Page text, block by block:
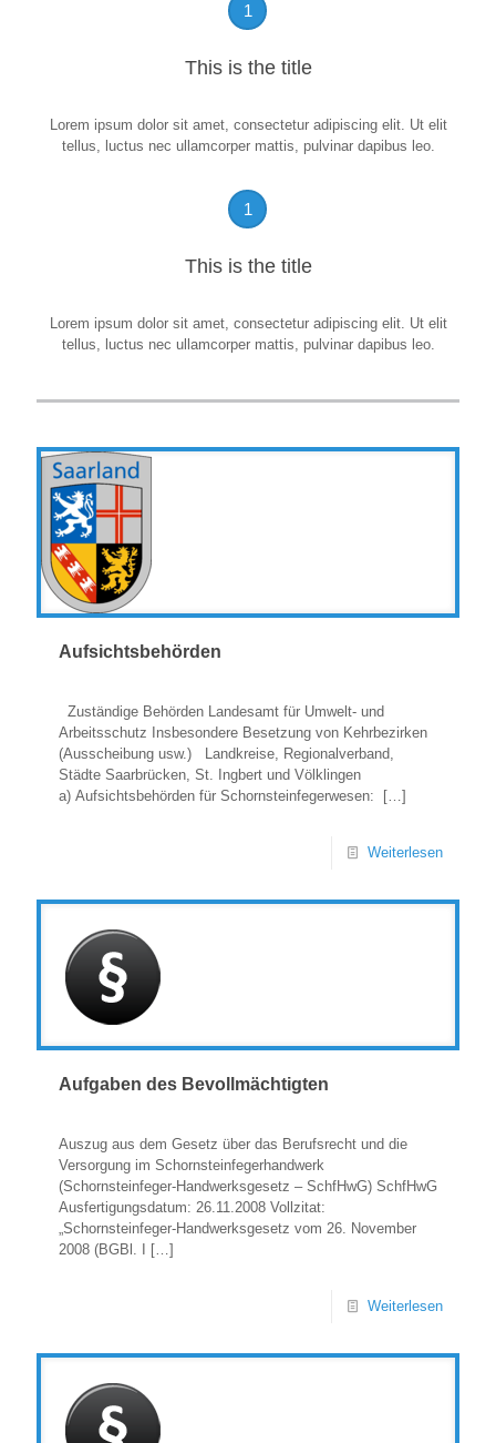
1
This is the title
Lorem ipsum dolor sit amet, consectetur adipiscing elit. Ut elit
tellus, luctus nec ullamcorper mattis, pulvinar dapibus leo.
1
This is the title
Lorem ipsum dolor sit amet, consectetur adipiscing elit. Ut elit
tellus, luctus nec ullamcorper mattis, pulvinar dapibus leo.
Aufsichtsbehörden
Zuständige Behörden Landesamt für Umwelt- und
Arbeitsschutz Insbesondere Besetzung von Kehrbezirken
(Ausscheibung usw.) Landkreise, Regionalverband,
Städte Saarbrücken, St. Ingbert und Völklingen
a) Aufsichtsbehörden für Schornsteinfegerwesen:
[…]
Weiterlesen
Aufgaben des Bevollmächtigten
Auszug aus dem Gesetz über das Berufsrecht und die
Versorgung im Schornsteinfegerhandwerk
(Schornsteinfeger-Handwerksgesetz – SchfHwG) SchfHwG
Ausfertigungsdatum: 26.11.2008 Vollzitat:
„Schornsteinfeger-Handwerksgesetz vom 26. November
2008 (BGBl. I
[…]
Weiterlesen